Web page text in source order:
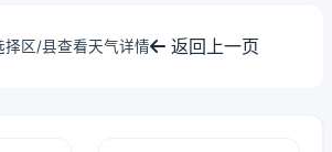
择区/县查看天气详情 返回上一页